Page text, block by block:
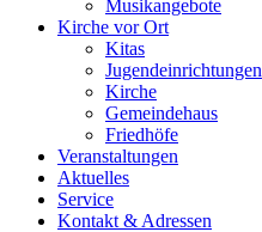
Musikangebote
Kirche vor Ort
Kitas
Jugendeinrichtungen
Kirche
Gemeindehaus
Friedhöfe
Veranstaltungen
Aktuelles
Service
Kontakt & Adressen